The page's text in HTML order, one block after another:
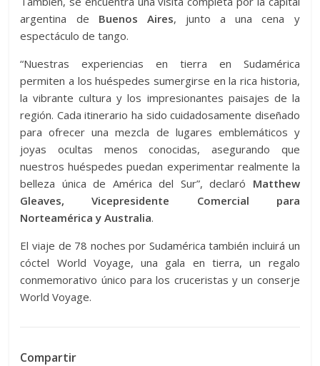
argentina de Buenos Aires, junto a una cena y
espectáculo de tango.
“Nuestras experiencias en tierra en Sudamérica
permiten a los huéspedes sumergirse en la rica historia,
la vibrante cultura y los impresionantes paisajes de la
región. Cada itinerario ha sido cuidadosamente diseñado
para ofrecer una mezcla de lugares emblemáticos y
joyas ocultas menos conocidas, asegurando que
nuestros huéspedes puedan experimentar realmente la
belleza única de América del Sur”, declaró Matthew
Gleaves, Vicepresidente Comercial para
Norteamérica y Australia.
El viaje de 78 noches por Sudamérica también incluirá un
cóctel World Voyage, una gala en tierra, un regalo
conmemorativo único para los cruceristas y un conserje
World Voyage.
Compartir